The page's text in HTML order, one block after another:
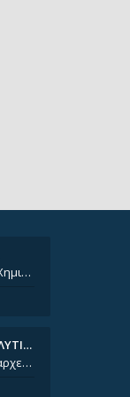
Υποψήφιος Διδάκτορας, Χημικός Μηχανικός ΕΜΠ Παραδίδω ιδιαίτερα μαθήματα μέσης και ανώτατης εκπαίδευσης σε θετικές και τε
ΕΥΡΕΣΗ ΘΕΜΑΤΩΝ ΑΝΑΛΥΤΙΚΗΣ 202…
Καλησπερα σε ολους υπαρχει κανεις με θεματα απο τις εξετασεις του ιουνιου και σεπτεμβρίου για την αναλυτικη χημεια